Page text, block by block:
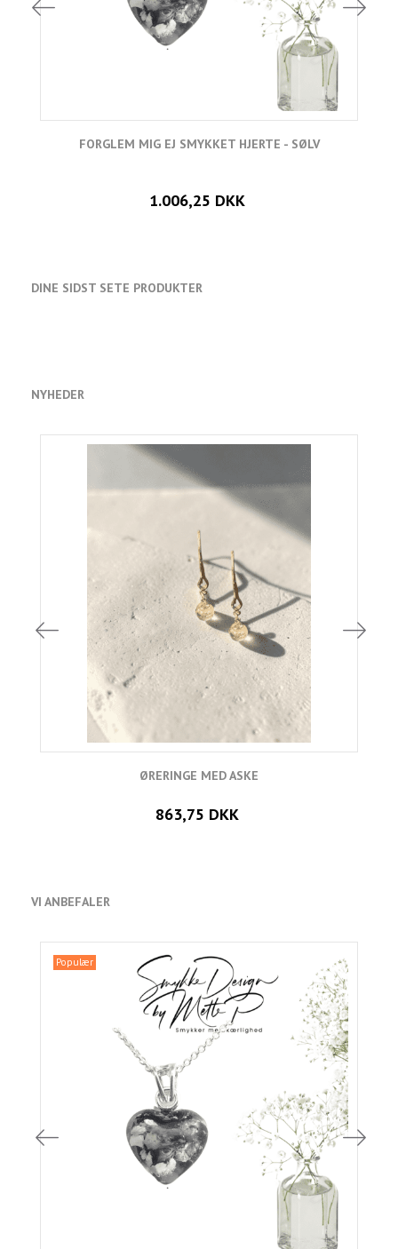
FORGLEM MIG EJ SMYKKET HJERTE - SØLV
1.006,25 DKK
DINE SIDST SETE PRODUKTER
NYHEDER
ØRERINGE MED ASKE
863,75 DKK
VI ANBEFALER
Populær